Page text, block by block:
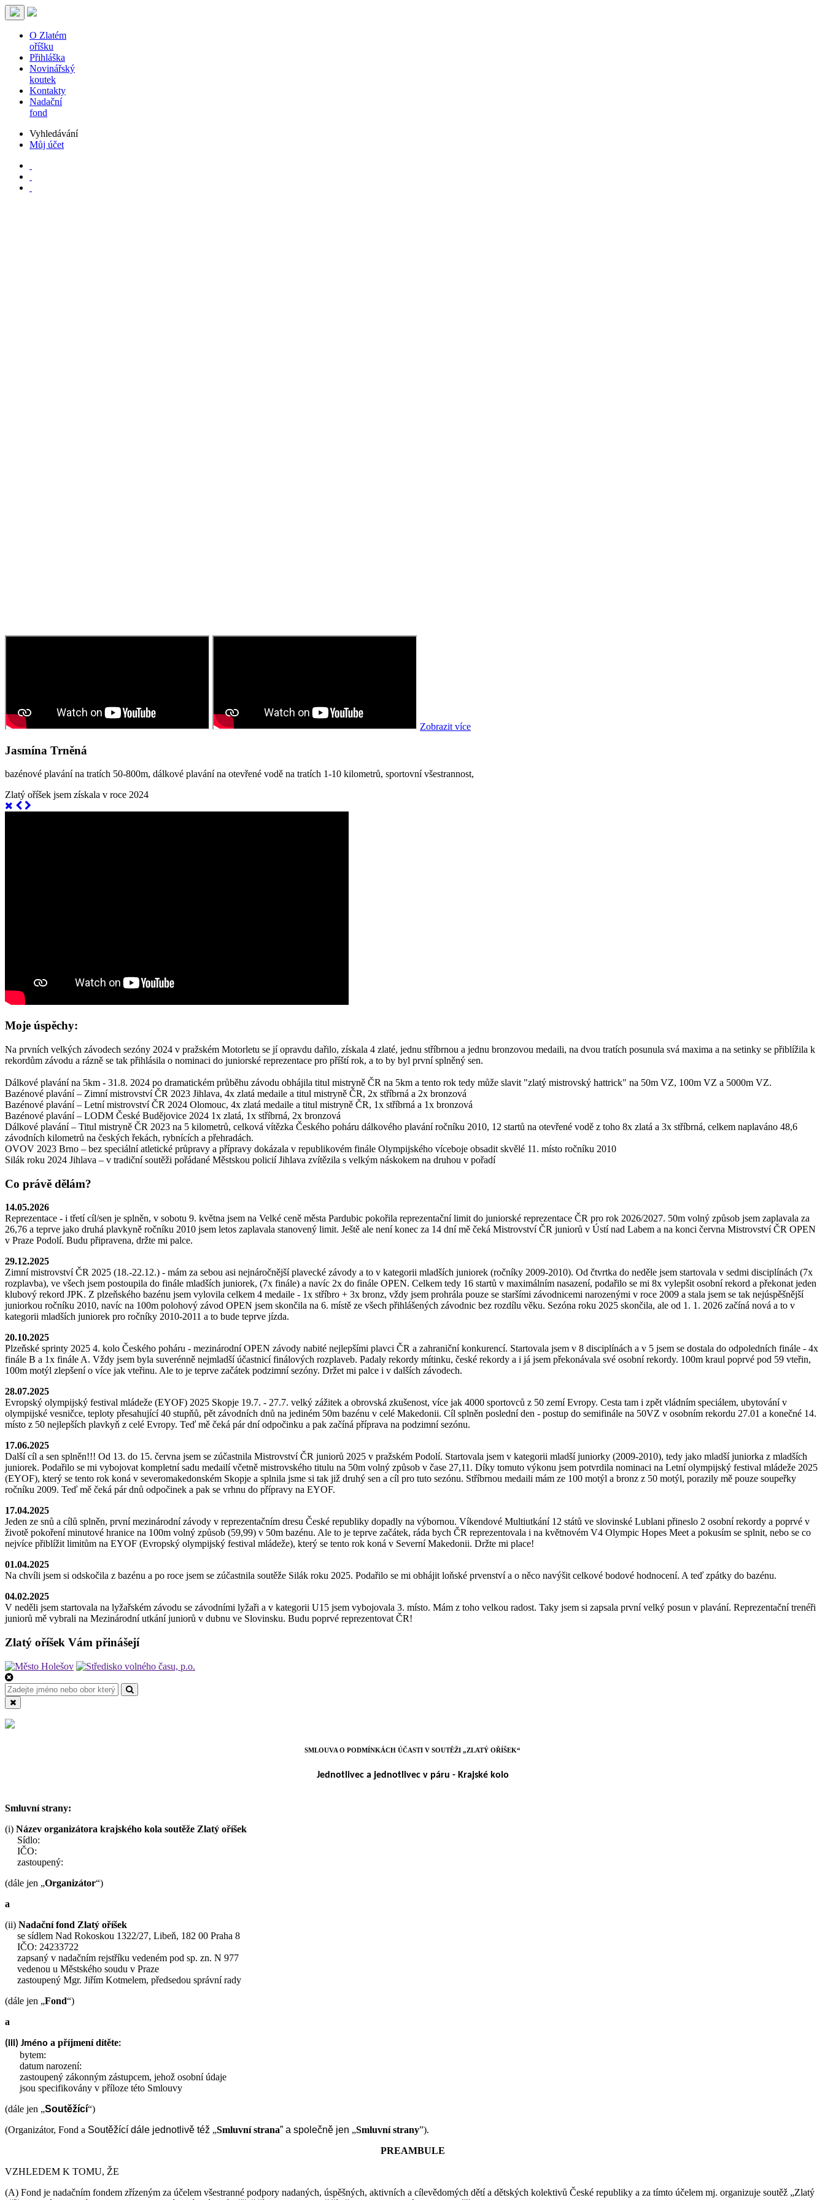
O Zlatém
oříšku
Přihláška
Novinářský
koutek
Kontakty
Nadační
fond
Vyhledávání
Můj účet
Zobrazit více
Jasmína Trněná
bazénové plavání na tratích 50-800m, dálkové plavání na otevřené vodě na tratích 1-10 kilometrů, sportovní všestrannost,
Zlatý oříšek jsem získala v roce 2024
Moje úspěchy:
Na prvních velkých závodech sezóny 2024 v pražském Motorletu se jí opravdu dařilo, získala 4 zlaté, jednu stříbrnou a jednu bronzovou medaili, na dvou tratích posunula svá maxima a na setinky se přiblížila k
rekordům závodu a rázně se tak přihlásila o nominaci do juniorské reprezentace pro příští rok, a to by byl první splněný sen.
Dálkové plavání na 5km - 31.8. 2024 po dramatickém průběhu závodu obhájila titul mistryně ČR na 5km a tento rok tedy může slavit "zlatý mistrovský hattrick" na 50m VZ, 100m VZ a 5000m VZ.
Bazénové plavání – Zimní mistrovství ČR 2023 Jihlava, 4x zlatá medaile a titul mistryně ČR, 2x stříbrná a 2x bronzová
Bazénové plavání – Letní mistrovství ČR 2024 Olomouc, 4x zlatá medaile a titul mistryně ČR, 1x stříbrná a 1x bronzová
Bazénové plavání – LODM České Budějovice 2024 1x zlatá, 1x stříbrná, 2x bronzová
Dálkové plavání – Titul mistryně ČR 2023 na 5 kilometrů, celková vítězka Českého poháru dálkového plavání ročníku 2010, 12 startů na otevřené vodě z toho 8x zlatá a 3x stříbrná, celkem naplaváno 48,6
závodních kilometrů na českých řekách, rybnících a přehradách.
OVOV 2023 Brno – bez speciální atletické průpravy a přípravy dokázala v republikovém finále Olympijského víceboje obsadit skvělé 11. místo ročníku 2010
Silák roku 2024 Jihlava – v tradiční soutěži pořádané Městskou policií Jihlava zvítězila s velkým náskokem na druhou v pořadí
Co právě dělám?
14.05.2026
Reprezentace - i třetí cíl/sen je splněn, v sobotu 9. května jsem na Velké ceně města Pardubic pokořila reprezentační limit do juniorské reprezentace ČR pro rok 2026/2027. 50m volný způsob jsem zaplavala za
26,76 a teprve jako druhá plavkyně ročníku 2010 jsem letos zaplavala stanovený limit. Ještě ale není konec za 14 dní mě čeká Mistrovství ČR juniorů v Ústí nad Labem a na konci června Mistrovství ČR OPEN
v Praze Podolí. Budu připravena, držte mi palce.
29.12.2025
Zimní mistrovství ČR 2025 (18.-22.12.) - mám za sebou asi nejnáročnější plavecké závody a to v kategorii mladších juniorek (ročníky 2009-2010). Od čtvrtka do neděle jsem startovala v sedmi disciplínách (7x
rozplavba), ve všech jsem postoupila do finále mladších juniorek, (7x finále) a navíc 2x do finále OPEN. Celkem tedy 16 startů v maximálním nasazení, podařilo se mi 8x vylepšit osobní rekord a překonat jeden
klubový rekord JPK. Z plzeňského bazénu jsem vylovila celkem 4 medaile - 1x stříbro + 3x bronz, vždy jsem prohrála pouze se staršími závodnicemi narozenými v roce 2009 a stala jsem se tak nejúspěšnější
juniorkou ročníku 2010, navíc na 100m polohový závod OPEN jsem skončila na 6. místě ze všech přihlášených závodnic bez rozdílu věku. Sezóna roku 2025 skončila, ale od 1. 1. 2026 začíná nová a to v
kategorii mladších juniorek pro ročníky 2010-2011 a to bude teprve jízda.
20.10.2025
Plzeňské sprinty 2025 4. kolo Českého poháru - mezinárodní OPEN závody nabité nejlepšími plavci ČR a zahraniční konkurencí. Startovala jsem v 8 disciplínách a v 5 jsem se dostala do odpoledních finále - 4x
finále B a 1x finále A. Vždy jsem byla suverénně nejmladší účastnicí finálových rozplaveb. Padaly rekordy mítinku, české rekordy a i já jsem překonávala své osobní rekordy. 100m kraul poprvé pod 59 vteřin,
100m motýl zlepšení o více jak vteřinu. Ale to je teprve začátek podzimní sezóny. Držet mi palce i v dalších závodech.
28.07.2025
Evropský olympijský festival mládeže (EYOF) 2025 Skopje 19.7. - 27.7. velký zážitek a obrovská zkušenost, více jak 4000 sportovců z 50 zemí Evropy. Cesta tam i zpět vládním speciálem, ubytování v
olympijské vesničce, teploty přesahující 40 stupňů, pět závodních dnů na jediném 50m bazénu v celé Makedonii. Cíl splněn poslední den - postup do semifinále na 50VZ v osobním rekordu 27.01 a konečné 14.
místo z 50 nejlepších plavkyň z celé Evropy. Teď mě čeká pár dní odpočinku a pak začíná příprava na podzimní sezónu.
17.06.2025
Další cíl a sen splněn!!! Od 13. do 15. června jsem se zúčastnila Mistrovství ČR juniorů 2025 v pražském Podolí. Startovala jsem v kategorii mladší juniorky (2009-2010), tedy jako mladší juniorka z mladších
juniorek. Podařilo se mi vybojovat kompletní sadu medailí včetně mistrovského titulu na 50m volný způsob v čase 27,11. Díky tomuto výkonu jsem potvrdila nominaci na Letní olympijský festival mládeže 2025
(EYOF), který se tento rok koná v severomakedonském Skopje a splnila jsme si tak již druhý sen a cíl pro tuto sezónu. Stříbrnou medaili mám ze 100 motýl a bronz z 50 motýl, porazily mě pouze soupeřky
ročníku 2009. Teď mě čeká pár dnů odpočinek a pak se vrhnu do přípravy na EYOF.
17.04.2025
Jeden ze snů a cílů splněn, první mezinárodní závody v reprezentačním dresu České republiky dopadly na výbornou. Víkendové Multiutkání 12 států ve slovinské Lublani přineslo 2 osobní rekordy a poprvé v
životě pokoření minutové hranice na 100m volný způsob (59,99) v 50m bazénu. Ale to je teprve začátek, ráda bych ČR reprezentovala i na květnovém V4 Olympic Hopes Meet a pokusím se splnit, nebo se co
nejvíce přiblížit limitům na EYOF (Evropský olympijský festival mládeže), který se tento rok koná v Severní Makedonii. Držte mi place!
01.04.2025
Na chvíli jsem si odskočila z bazénu a po roce jsem se zúčastnila soutěže Silák roku 2025. Podařilo se mi obhájit loňské prvenství a o něco navýšit celkové bodové hodnocení. A teď zpátky do bazénu.
04.02.2025
V neděli jsem startovala na lyžařském závodu se závodními lyžaři a v kategorii U15 jsem vybojovala 3. místo. Mám z toho velkou radost. Taky jsem si zapsala první velký posun v plavání. Reprezentační trenéři
juniorů mě vybrali na Mezinárodní utkání juniorů v dubnu ve Slovinsku. Budu poprvé reprezentovat ČR!
Zlatý oříšek Vám přinášejí
SMLOUVA O PODMÍNKÁCH ÚČASTI V SOUTĚŽI „ZLATÝ OŘÍŠEK“
Jednotlivec a jednotlivec v páru - Krajské kolo
Smluvní strany:
(i) Název organizátora krajského kola soutěže Zlatý oříšek
Sídlo:
IČO:
zastoupený:
(dále jen „Organizátor“)
a
(ii) Nadační fond Zlatý oříšek
se sídlem Nad Rokoskou 1322/27, Libeň, 182 00 Praha 8
IČO: 24233722
zapsaný v nadačním rejstříku vedeném pod sp. zn. N 977
vedenou u Městského soudu v Praze
zastoupený Mgr. Jiřím Kotmelem, předsedou správní rady
(dále jen „Fond“)
a
(iii) Jméno a příjmení dítěte:
bytem:
datum narození:
zastoupený zákonným zástupcem, jehož osobní údaje
jsou specifikovány v příloze této Smlouvy
(dále jen „Soutěžící“)
(Organizátor, Fond a Soutěžící dále jednotlivě též „Smluvní strana” a společně jen „Smluvní strany”).
PREAMBULE
VZHLEDEM K TOMU, ŽE
(A) Fond je nadačním fondem zřízeným za účelem všestranné podpory nadaných, úspěšných, aktivních a cílevědomých dětí a dětských kolektivů České republiky a za tímto účelem mj. organizuje soutěž „Zlatý